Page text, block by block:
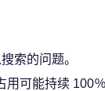
索的问题。
用可能持续 100